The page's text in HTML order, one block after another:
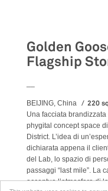
Golden
Flagship
BEIJING, China 220
Una facciata
phygital concept space
District. L’idea di
dichiarata appena il
del Lab, lo spazio di
passaggi “last mile”. La
accentua l’atmosfera di